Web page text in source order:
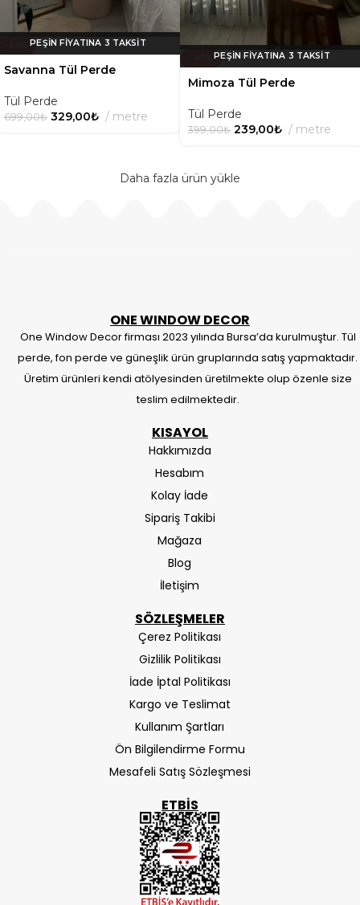
Savanna Tül Perde
Tül Perde
699,00₺ 329,00₺ metre
Mimoza Tül Perde
Tül Perde
399,00₺ 239,00₺ metre
Daha fazla ürün yükle
ONE WINDOW DECOR
One Window Decor firması 2023 yılında Bursa’da kurulmuştur. Tül
perde, fon perde ve güneşlik ürün gruplarında satış yapmaktadır.
Üretim ürünleri kendi atölyesinden üretilmekte olup özenle size
teslim edilmektedir.
KISAYOL
Hakkımızda
Hesabım
Kolay İade
Sipariş Takibi
Mağaza
Blog
İletişim
SÖZLEŞMELER
Çerez Politikası
Gizlilik Politikası
İade İptal Politikası
Kargo ve Teslimat
Kullanım Şartları
Ön Bilgilendirme Formu
Mesafeli Satış Sözleşmesi
ETBIS